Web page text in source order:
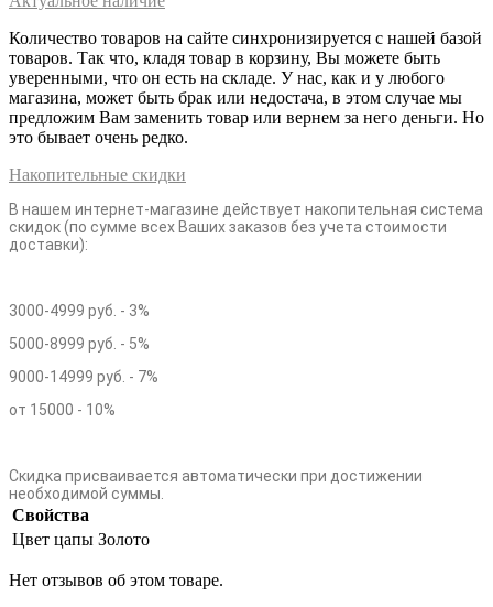
Количество товаров на сайте синхронизируется с нашей базой
товаров. Так что, кладя товар в корзину, Вы можете быть
уверенными, что он есть на складе. У нас, как и у любого
магазина, может быть брак или недостача, в этом случае мы
предложим Вам заменить товар или вернем за него деньги. Но
это бывает очень редко.
Накопительные скидки
В нашем интернет-магазине действует накопительная система
скидок (по сумме всех Ваших заказов без учета стоимости
доставки):
3000-4999 руб. - 3%
5000-8999 руб. - 5%
9000-14999 руб. - 7%
от 15000 - 10%
Скидка присваивается автоматически при достижении
необходимой суммы.
Свойства
Цвет цапы Золото
Нет отзывов об этом товаре.